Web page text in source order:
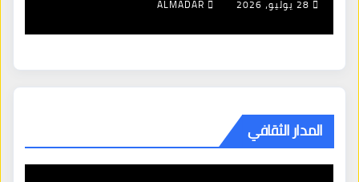
28 يوليو، 2026 ALMADAR
المدار الثقافي